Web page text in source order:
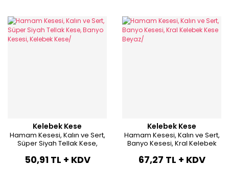
Kelebek Kese
Hamam Kesesi, Kalın ve Sert,
Süper Siyah Tellak Kese,
50,91 TL + KDV
Kelebek Kese
Hamam Kesesi, Kalın ve Sert,
Banyo Kesesi, Kral Kelebek
67,27 TL + KDV